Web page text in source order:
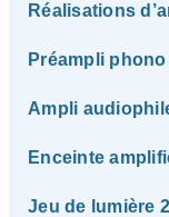
Réalisations
Préampli
Ampli
Enceinte
Jeu de lumière